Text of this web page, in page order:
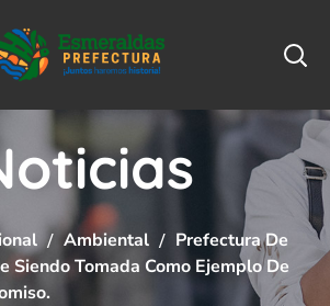
Ambiental
Prefectura De
Siendo Tomada Como Ejemplo De